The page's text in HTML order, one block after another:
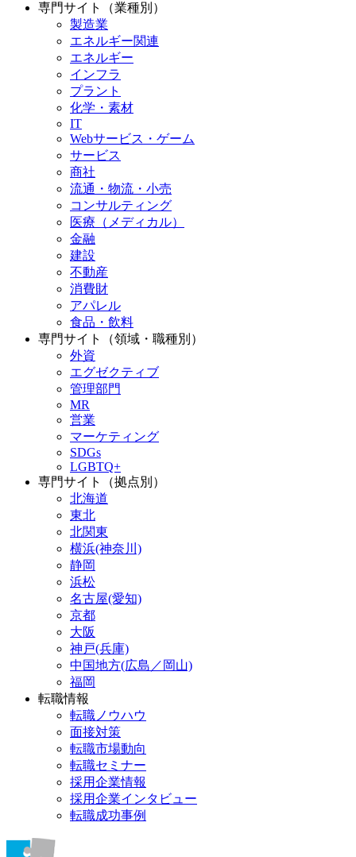
専門サイト（業種別）
製造業
エネルギー関連
エネルギー
インフラ
プラント
化学・素材
IT
Webサービス・ゲーム
サービス
商社
流通・物流・小売
コンサルティング
医療（メディカル）
金融
建設
不動産
消費財
アパレル
食品・飲料
専門サイト（領域・職種別）
外資
エグゼクティブ
管理部門
MR
営業
マーケティング
SDGs
LGBTQ+
専門サイト（拠点別）
北海道
東北
北関東
横浜(神奈川)
静岡
浜松
名古屋(愛知)
京都
大阪
神戸(兵庫)
中国地方(広島／岡山)
福岡
転職情報
転職ノウハウ
面接対策
転職市場動向
転職セミナー
採用企業情報
採用企業インタビュー
転職成功事例